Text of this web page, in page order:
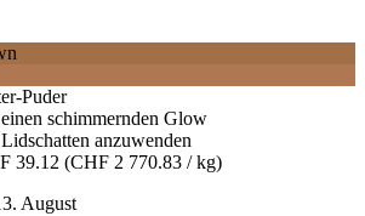
Puder
schimmernden Glow
anzuwenden
39.12 (CHF 2 770.83 / kg)
August